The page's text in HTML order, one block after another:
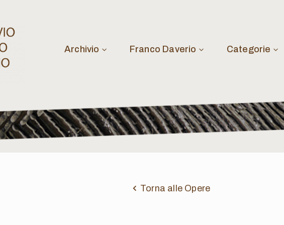
Archivio Franco Daverio Categorie
Torna alle Opere